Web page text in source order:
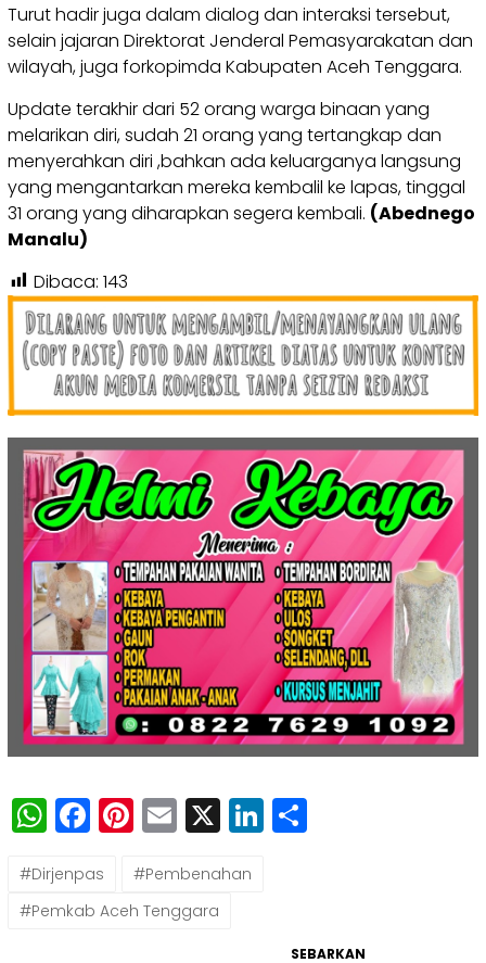
Turut hadir juga dalam dialog dan interaksi tersebut,
selain jajaran Direktorat Jenderal Pemasyarakatan dan
wilayah, juga forkopimda Kabupaten Aceh Tenggara.
Update terakhir dari 52 orang warga binaan yang
melarikan diri, sudah 21 orang yang tertangkap dan
menyerahkan diri ,bahkan ada keluarganya langsung
yang mengantarkan mereka kembalil ke lapas, tinggal
31 orang yang diharapkan segera kembali. (Abednego
Manalu)
Dibaca: 143
WhatsApp
Facebook
Pinterest
Email
X LinkedIn
#Dirjenpas
#Pembenahan
#Pemkab Aceh Tenggara
SEBARKAN